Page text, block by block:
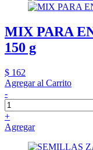
MIX PARA
150 g
$ 162
Agregar al Carrito
-
+
Agregar